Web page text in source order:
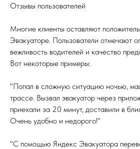
Отзывы пользователей
Многие клиенты оставляют
Эвакуаторе. Пользователи отмечают
вежливость водителей и качество
Вот некоторые примеры:
"Попал в сложную ситуацию ночью,
трассе. Вызвал эвакуатор через
приехали за 20 минут, доставили в
Очень удобно и недорого!"
"С помощью Яндекс Эвакуатора